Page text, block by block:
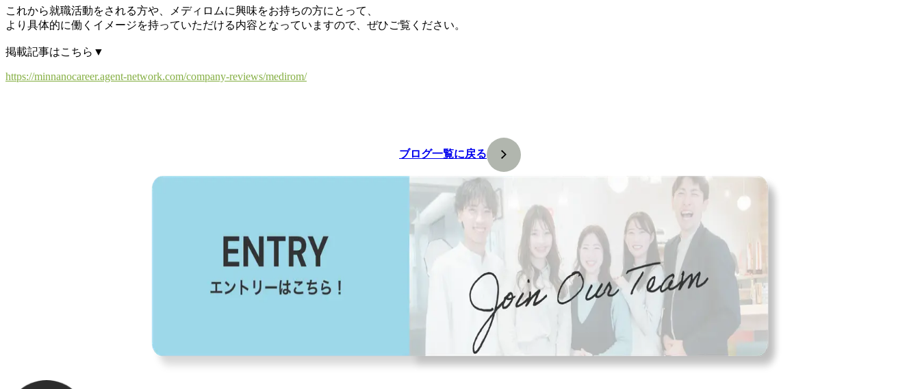
これから就職活動をされる方や、メディロムに興味をお持ちの方にとって、
より具体的に働くイメージを持っていただける内容となっていますので、ぜひご覧ください。
掲載記事はこちら▼
https://minnanocareer.agent-network.com/company-reviews/medirom/
ブログ一覧に戻る